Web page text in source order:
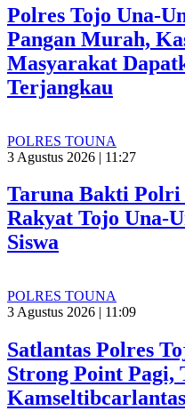
Polres Tojo Una-
Pangan Murah,
Masyarakat
Terjangkau
POLRES TOUNA
3 Agustus 2026 | 11:27
Taruna Bakti
Rakyat Tojo Una-
Siswa
POLRES TOUNA
3 Agustus 2026 | 11:09
Satlantas Polres
Strong Point Pagi,
Kamseltibcarlantas